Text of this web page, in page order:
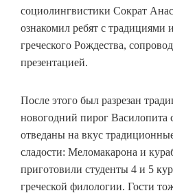
социолингвистики Сократ
ознакомил ребят с традициями
греческого Рождества,
презентацией.
После этого был разрезан
новогодний пирог Василопита
отведаны на вкус
сладости: Меломакарона и
приготовили студенты 4 и 5
греческой филологии. Гости